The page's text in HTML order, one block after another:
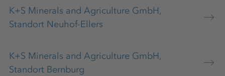
K+S Minerals and Agriculture GmbH,
Standort Neuhof-Ellers
K+S Minerals and Agriculture GmbH,
Standort Bernburg